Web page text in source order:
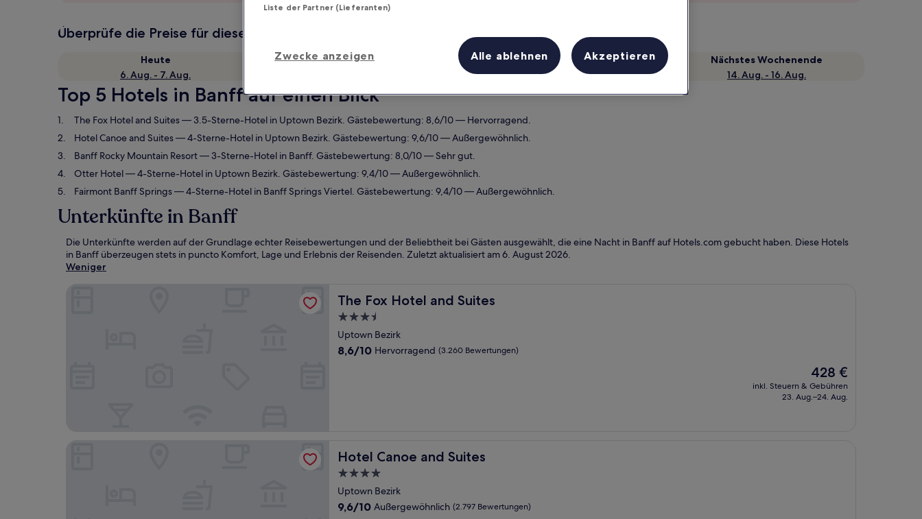
Überprüfe die Preise für diese Daten
Heute
6. Aug. - 7. Aug.
Morgen
Dieses Wochenende
7. Aug. - 9. Aug.
Nächstes Wochenende
14. Aug. - 16. Aug.
Top 5 Hotels in Banff auf einen Blick
The Fox Hotel and Suites— 3.5-Sterne-Hotel in Uptown Bezirk. Gästebewertung: 8,6/10 — Hervorragend.
Hotel Canoe and Suites— 4-Sterne-Hotel in Uptown Bezirk. Gästebewertung: 9,6/10 — Außergewöhnlich.
Banff Rocky Mountain Resort— 3-Sterne-Hotel in Banff. Gästebewertung: 8,0/10 — Sehr gut.
Otter Hotel— 4-Sterne-Hotel in Uptown Bezirk. Gästebewertung: 9,4/10 — Außergewöhnlich.
Fairmont Banff Springs— 4-Sterne-Hotel in Banff Springs Viertel. Gästebewertung: 9,4/10 — Außergewöhnlich.
Unterkünfte in Banff
Die Unterkünfte werden auf der Grundlage echter Reisebewertungen und der Beliebtheit bei Gästen ausgewählt, die eine Nacht in Banff auf Hotels.com gebucht haben. Diese Hotels
in Banff überzeugen stets in puncto Komfort, Lage und Erlebnis der Reisenden. Zuletzt aktualisiert am6. August 2026.
Weniger
The Fox Hotel and Suites
The Fox Hotel and Suites
3.5-
Sterne-
Unterkunft
Uptown Bezirk
8.6
8,6/10 Hervorragend (3.260 Bewertungen)
Der
Preis
beträgt
428 €
inkl. Steuern & Gebühren
23. Aug.–24. Aug.
Hotel Canoe and Suites
Hotel Canoe and Suites
4.0-
Sterne-
Unterkunft
Uptown Bezirk
9.6
9,6/10 Außergewöhnlich (2.797 Bewertungen)
Liste der Partner (Lieferanten)
Zwecke anzeigen Alle ablehnen Akzeptieren